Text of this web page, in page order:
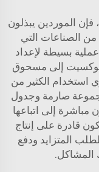
فإن الموردين يبذلون
الصناعات التي
بسيطة لإعداد
إلى مسحوق
استخدام الكثير من
صارمة وجدول
إلى اتباعها
قادرة على إنتاج
المتزايد ودفع
المشاكل.